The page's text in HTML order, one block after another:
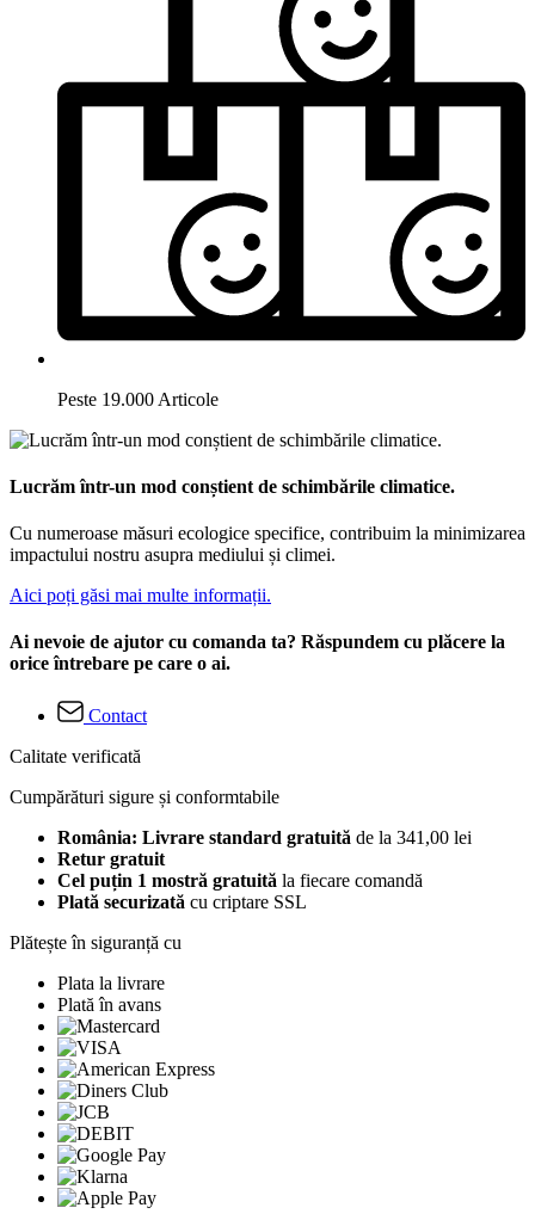
Peste 19.000 Articole
Lucrăm într-un mod conștient de schimbările climatice.
Cu numeroase măsuri ecologice specifice, contribuim la minimizarea
impactului nostru asupra mediului și climei.
Aici poți găsi mai multe informații.
Ai nevoie de ajutor cu comanda ta? Răspundem cu plăcere la
orice întrebare pe care o ai.
Contact
Calitate verificată
Cumpărături sigure și conformtabile
România: Livrare standard gratuită de la 341,00 lei
Retur gratuit
Cel puțin 1 mostră gratuită la fiecare comandă
Plată securizată cu criptare SSL
Plătește în siguranță cu
Plata la livrare
Plată în avans